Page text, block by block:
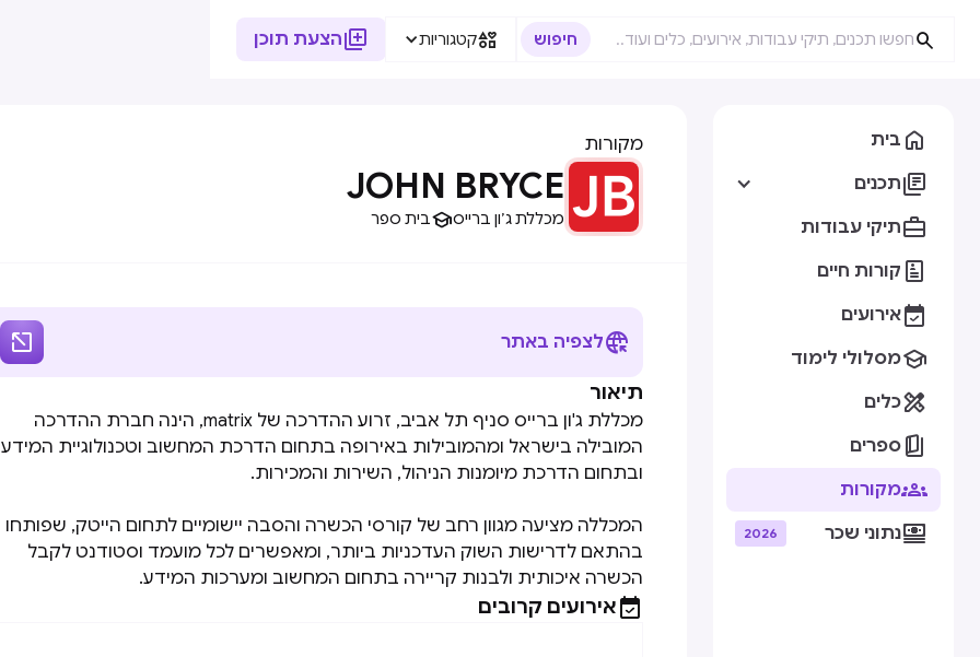

קטגוריות הצעת תוכן
 בית
תכנים
תיקי עבודות
 קורות חיים
אירועים
מסלולי לימוד
כלים
 ספרים
מקורות
נתוני שכר 2026
מקורות
JOHN BRYCE
מכללת ג׳ון ברייסבית ספר
לצפיה באתר 
תיאור
מכללת ג'ון ברייס סניף תל אביב, זרוע ההדרכה של matrix, הינה חברת ההדרכה
המובילה בישראל ומהמובילות באירופה בתחום הדרכת המחשוב וטכנולוגיית המידע
ובתחום הדרכת מיומנות הניהול, השירות והמכירות.
המכללה מציעה מגוון רחב של קורסי הכשרה והסבה יישומיים לתחום הייטק, שפותחו
בהתאם לדרישות השוק העדכניות ביותר, ומאפשרים לכל מועמד וסטודנט לקבל
הכשרה איכותית ולבנות קריירה בתחום המחשוב ומערכות המידע.
אירועים קרובים